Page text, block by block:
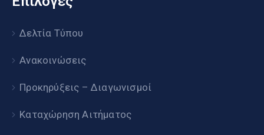
Δελτία Τύπου
Ανακοινώσεις
Προκηρύξεις – Διαγωνισμοί
Καταχώρηση Αιτήματος